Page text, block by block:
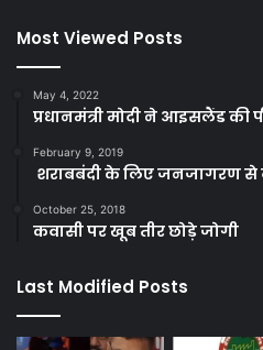
Most Viewed Posts
May 4, 2022
प्रधानमंत्री मोदी ने आइसलैंड की
February 9, 2019
शराबबंदी के लिए जनजागरण
October 25, 2018
कवासी पर खूब तीर छोड़े जोगी
Last Modified Posts